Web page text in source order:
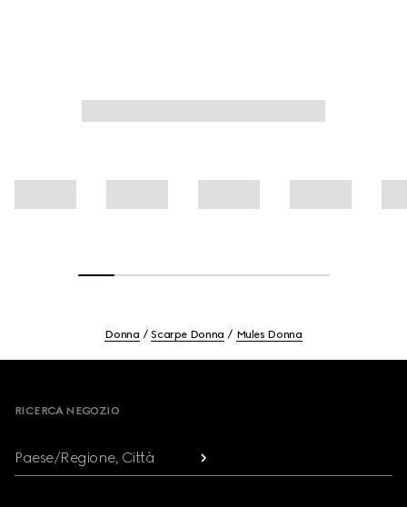
Donna Scarpe Donna Mules Donna
RICERCA NEGOZIO
Paese/Regione, Città